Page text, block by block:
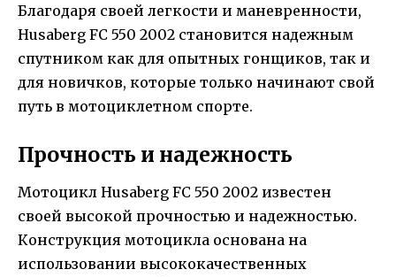
Благодаря своей легкости и маневренности,
Husaberg FC 550 2002 становится надежным
спутником как для опытных гонщиков, так и
для новичков, которые только начинают свой
путь в мотоциклетном спорте.
Прочность и надежность
Мотоцикл Husaberg FC 550 2002 известен
своей высокой прочностью и надежностью.
Конструкция мотоцикла основана на
использовании высококачественных